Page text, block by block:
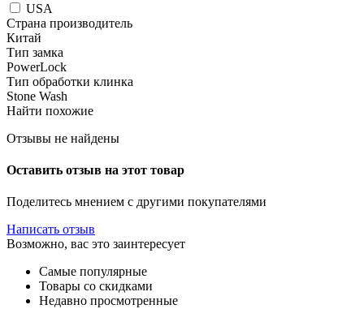
USA
Страна производитель
Китай
Тип замка
PowerLock
Тип обработки клинка
Stone Wash
Найти похожие
Отзывы не найдены
Оставить отзыв на этот товар
Поделитесь мнением с другими покупателями
Написать отзыв
Возможно, вас это заинтересует
Самые популярные
Товары со скидками
Недавно просмотренные